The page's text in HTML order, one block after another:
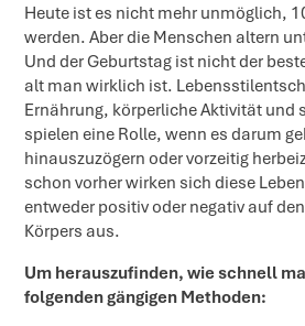
Heute ist es nicht mehr unmöglich,
werden. Aber die Menschen altern
Und der Geburtstag ist nicht der
alt man wirklich ist.
Ernährung, körperliche Aktivität und
spielen eine Rolle, wenn es darum
hinauszuzögern oder vorzeitig
schon vorher wirken sich diese
entweder positiv oder negativ auf
Körpers aus.
Um herauszufinden, wie schnell
folgenden gängigen Methoden: